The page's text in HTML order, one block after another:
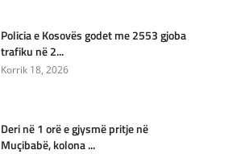
Policia e Kosovës godet me 2553 gjoba
trafiku në 2...
Korrik 18, 2026
Deri në 1 orë e gjysmë pritje në
Muçibabë, kolona ...